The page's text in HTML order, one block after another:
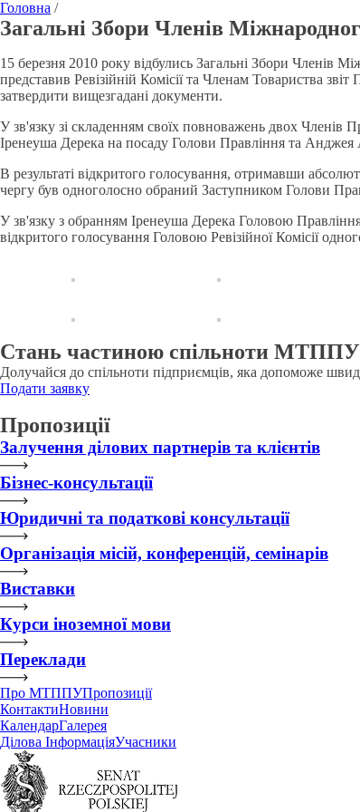
Головна /
Загальні Збори Членів
15 березня 2010 року відбулись Загальні Збори Членів
представив Ревізійній Комісії та Членам Товариства
затвердити вищезгадані документи.
У зв'язку зі складенням своїх повноважень двох
Іренеуша Дерека на посаду Голови Правління та
В результаті відкритого голосування, отримавши
чергу був одноголосно обраний Заступником Голови
У зв'язку з обранням Іренеуша Дерека Головою Правління
відкритого голосування Головою Ревізійної Комісії
Стань частиною спільноти МТППУ
Долучайся до спільноти підприємців, яка допоможе
Подати заявку
Пропозиції
Залучення ділових партнерів та клієнтів
Бізнес-консультації
Юридичні та податкові консультації
Організація місій, конференцій, семінарів
Виставки
Курси іноземної мови
Переклади
Про МТППУПропозиції
КонтактиНовини
КалендарГалерея
Ділова ІнформаціяУчасники